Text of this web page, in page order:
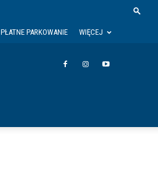
PŁATNE PARKOWANIE WIĘCEJ